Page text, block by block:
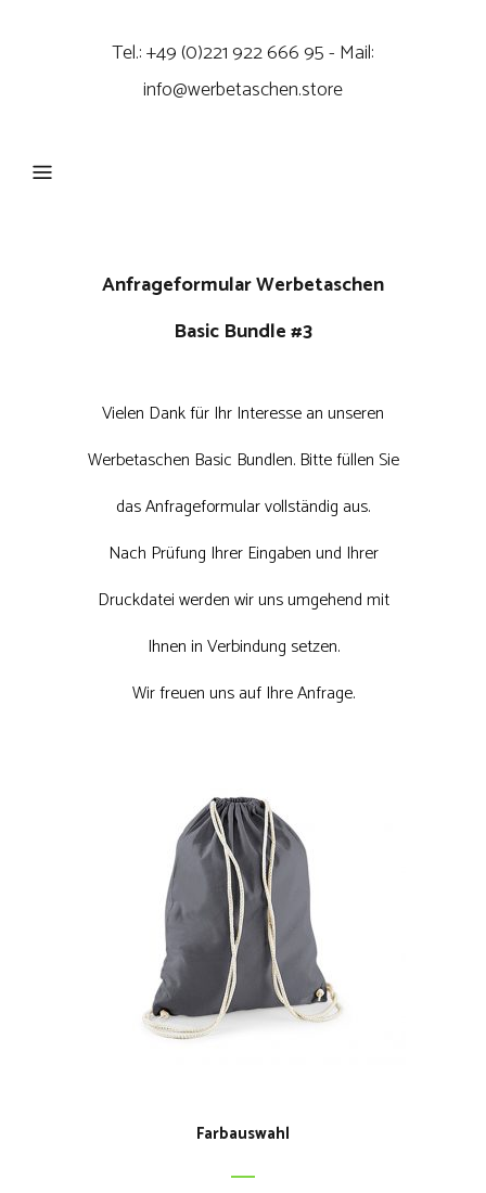
Tel.: +49 (0)221 922 666 95 - Mail:
info@werbetaschen.store
Anfrageformular Werbetaschen
Basic Bundle #3
Vielen Dank für Ihr Interesse an unseren
Werbetaschen Basic Bundlen. Bitte füllen Sie
das Anfrageformular vollständig aus.
Nach Prüfung Ihrer Eingaben und Ihrer
Druckdatei werden wir uns umgehend mit
Ihnen in Verbindung setzen.
Wir freuen uns auf Ihre Anfrage.
Farbauswahl